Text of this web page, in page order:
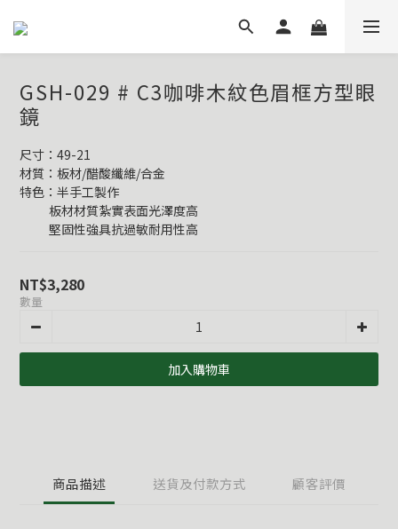
GSH-029 # C3咖啡木紋色眉框方型眼
鏡
尺寸：49-21
材質：板材/醋酸纖維/合金
特色：半手工製作
           板材材質紮實表面光澤度高
           堅固性強具抗過敏耐用性高
NT$3,280
數量
加入購物車
商品描述 送貨及付款方式 顧客評價